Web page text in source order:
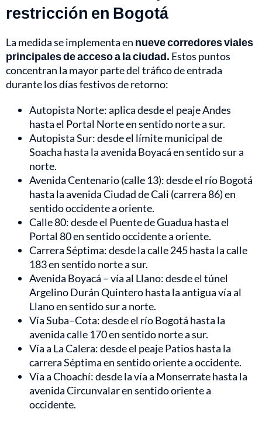
restricción en Bogotá
La medida se implementa en nueve corredores viales
principales de acceso a la ciudad. Estos puntos
concentran la mayor parte del tráfico de entrada
durante los días festivos de retorno:
Autopista Norte: aplica desde el peaje Andes
hasta el Portal Norte en sentido norte a sur.
Autopista Sur: desde el límite municipal de
Soacha hasta la avenida Boyacá en sentido sur a
norte.
Avenida Centenario (calle 13): desde el río Bogotá
hasta la avenida Ciudad de Cali (carrera 86) en
sentido occidente a oriente.
Calle 80: desde el Puente de Guadua hasta el
Portal 80 en sentido occidente a oriente.
Carrera Séptima: desde la calle 245 hasta la calle
183 en sentido norte a sur.
Avenida Boyacá – vía al Llano: desde el túnel
Argelino Durán Quintero hasta la antigua vía al
Llano en sentido sur a norte.
Vía Suba–Cota: desde el río Bogotá hasta la
avenida calle 170 en sentido norte a sur.
Vía a La Calera: desde el peaje Patios hasta la
carrera Séptima en sentido oriente a occidente.
Vía a Choachí: desde la vía a Monserrate hasta la
avenida Circunvalar en sentido oriente a
occidente.